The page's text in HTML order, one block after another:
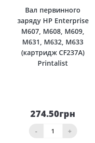
Вал первинного
заряду HP Enterprise
M607, M608, M609,
M631, M632, M633
(картридж CF237A)
Printalist
274.50грн
- +
До
кошика